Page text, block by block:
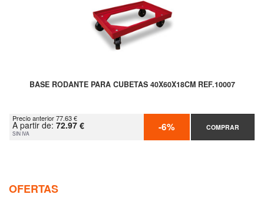
BASE RODANTE PARA CUBETAS 40X60X18CM REF.10007
Precio anterior 77.63 €
A partir de: 72.97 €
SIN IVA -6% COMPRAR
OFERTAS